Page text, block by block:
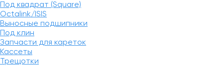
Под квадрат (Square)
Octalink/ISIS
Выносные подшипники
Под клин
Запчасти для кареток
Кассеты
Трещотки